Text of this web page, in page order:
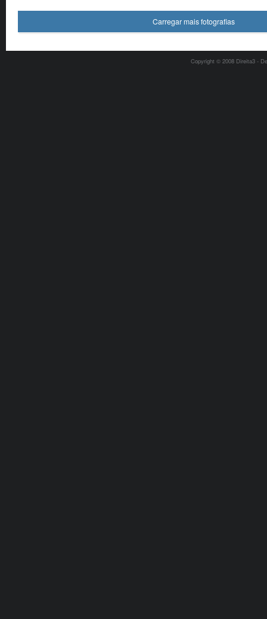
Carregar mais fotografias
Copyright © 2008 Direita3 -